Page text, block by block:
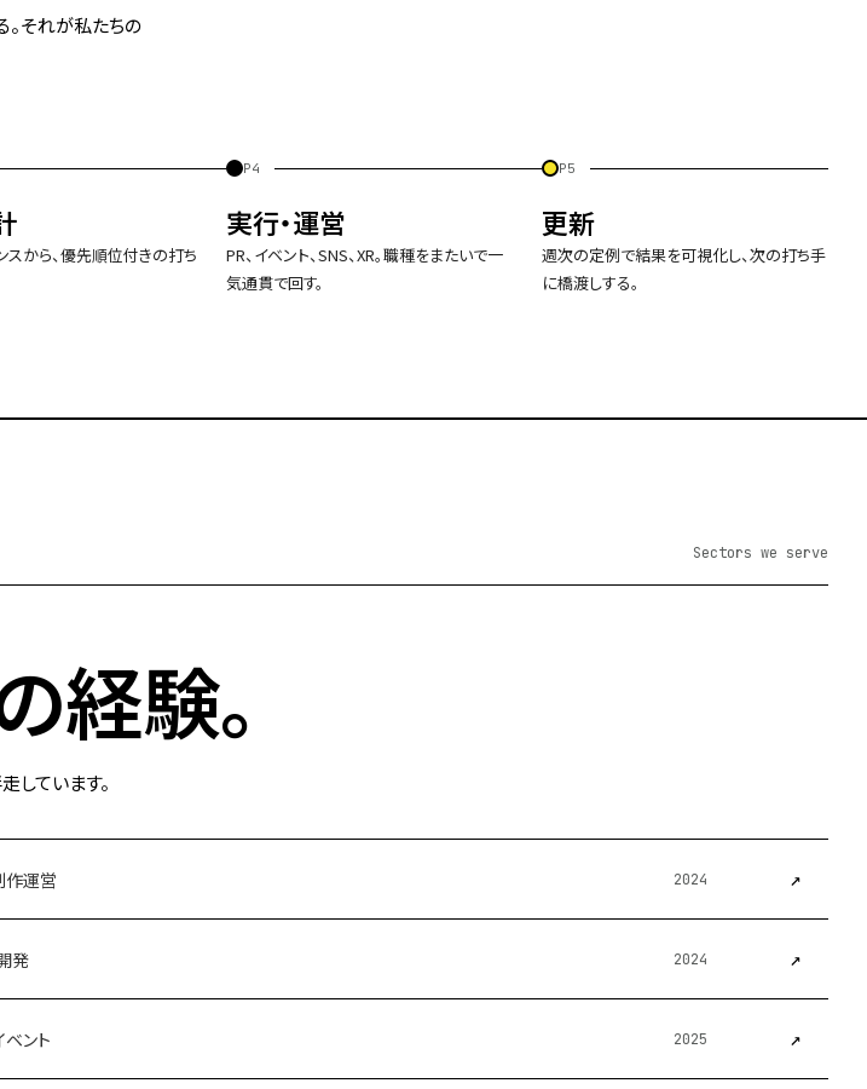
。それが私たちの
スから、優先順位付きの打ち
P4
実行・運営
PR、イベント、SNS、XR。職種をまたいで一
気通貫で回す。
P5
更新
週次の定例で結果を可視化し、次の打ち手
に橋渡しする。
Sectors we serve
経験。
しています。
作運営 2024 ↗
発 2024 ↗
ベント 2025 ↗